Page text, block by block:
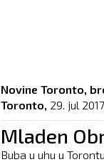
Novine Toronto,
Toronto, 29. jul 2017.
Mladen
Buba u uhu u Torontu